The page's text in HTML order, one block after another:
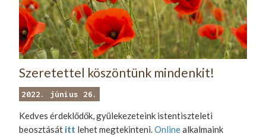
Szeretettel köszöntünk mindenkit!
2022. június 26.
Kedves érdeklődők, gyülekezeteink istentiszteleti
beosztását itt lehet megtekinteni.Onlinealkalmaink